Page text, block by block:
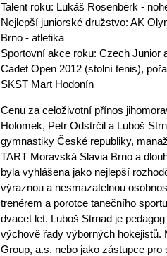
Talent roku: Lukáš Rosenberk -
Nejlepší juniorské družstvo: AK
Brno - atletika
Sportovní akce roku: Czech Junior
Cadet Open 2012 (stolní tenis),
SKST Mart Hodonín
Cenu za celoživotní přínos
Holomek, Petr Odstrčil a Luboš
gymnastiky České republiky,
TART Moravská Slavia Brno a
byla vyhlášena jako nejlepší
výraznou a nesmazatelnou
trenérem a porotce tanečního
dvacet let. Luboš Strnad je
výchově řady výborných hokejistů.
Group, a.s. nebo jako zástupce